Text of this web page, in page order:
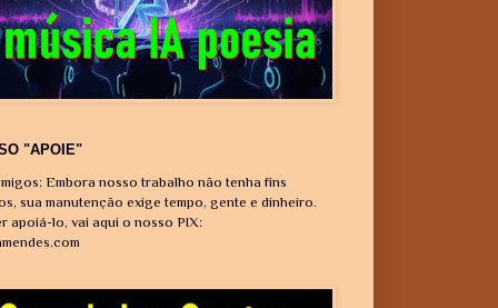
"APOIE"
Embora nosso trabalho não tenha fins
sua manutenção exige tempo, gente e dinheiro.
apoiá-lo, vai aqui o nosso PIX: